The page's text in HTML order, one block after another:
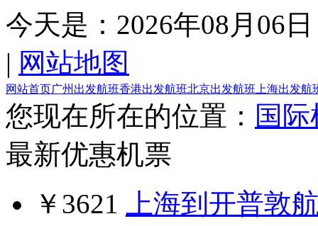
今天是： 2026年08月06日
| 网站地图
网站首页广州出发航班香港出发航班北京出发航班 上海出发航
您现在所在的位置： 国
最新优惠机票
￥3621
上海到开普敦